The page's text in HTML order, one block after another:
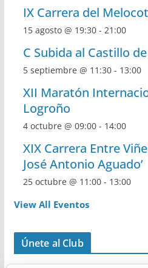
IX Carrera del
15 agosto @ 19:30- 21:00
C Subida al Castillo
5 septiembre @ 11:30- 13:00
XII Maratón
Logroño
4 octubre @ 09:00- 14:00
XIX Carrera Entre
José Antonio Aguado’
25 octubre @ 11:00- 13:00
View All Eventos
Únete al Club